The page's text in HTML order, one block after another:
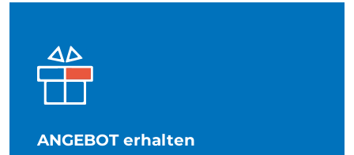
ANGEBOT erhalten